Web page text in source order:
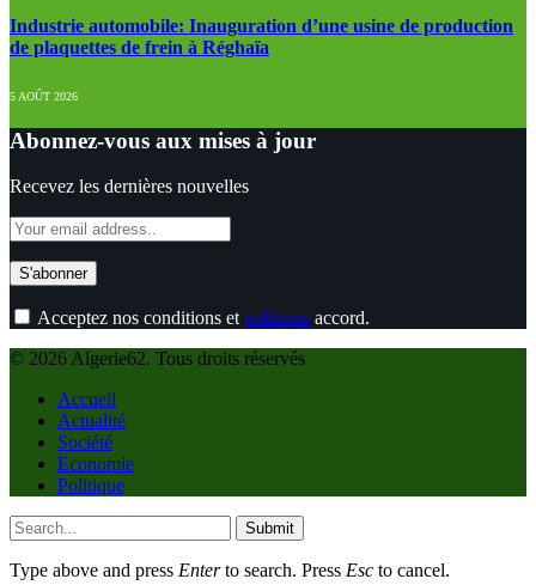
Industrie automobile: Inauguration d’une usine de production
de plaquettes de frein à Réghaïa
5 AOÛT 2026
Abonnez-vous aux mises à jour
Recevez les dernières nouvelles
Acceptez nos conditions etpolitique accord.
© 2026 Algerie62. Tous droits réservés
Accueil
Actualité
Société
Economie
Politique
Submit
Type above and press Enterto search. Press Esc to cancel.